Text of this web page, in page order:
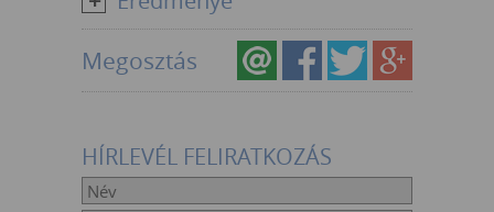
Megosztás
HÍRLEVÉL FELIRATKOZÁS